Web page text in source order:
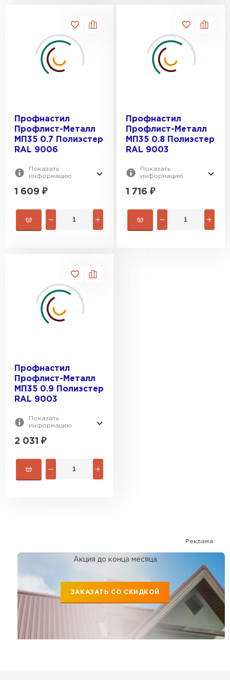
Профнастил
Профлист-Металл
МП35 0.7 Полиэстер
RAL 9006
Показать
информацию
1 609 ₽
Профнастил
Профлист-Металл
МП35 0.8 Полиэстер
RAL 9003
Показать
информацию
1 716 ₽
Профнастил
Профлист-Металл
МП35 0.9 Полиэстер
RAL 9003
Показать
информацию
2 031 ₽
Реклама
Акция до конца месяца
ЗАКАЗАТЬ СО СКИДКОЙ